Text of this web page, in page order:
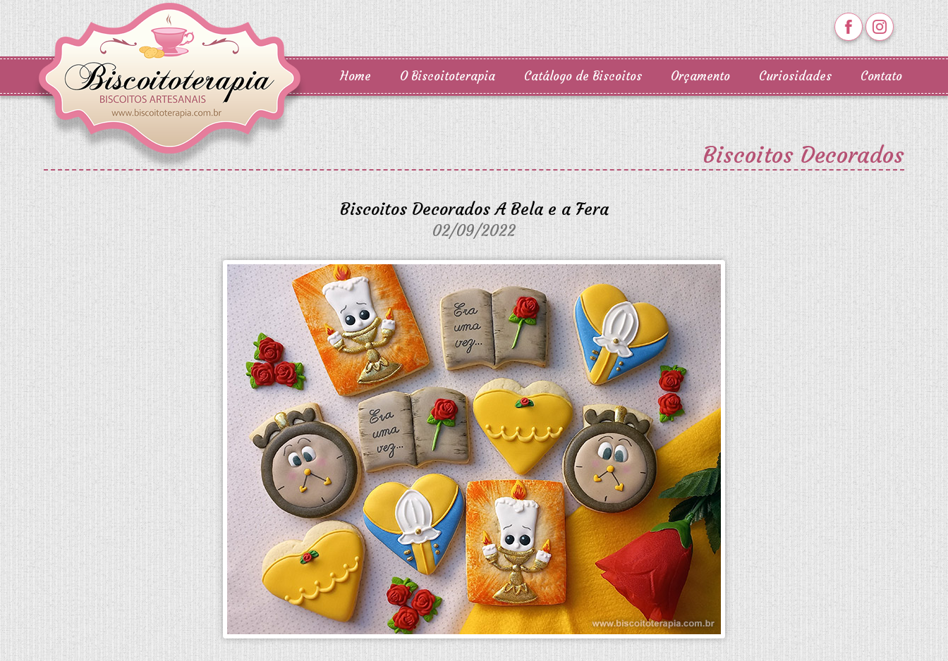
Home O Biscoitoterapia Catálogo de Biscoitos Orçamento Curiosidades Contato
Biscoitos Decorados
Biscoitos Decorados A Bela e a Fera
02/09/2022